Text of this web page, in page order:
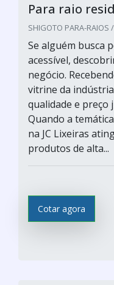
Para raio
SHIGOTO PARA-RAIOS
Se alguém busca
acessível,
negócio.
vitrine da
qualidade e preço
Quando a
na JC Lixeiras
produtos de alta...
Cotar agora